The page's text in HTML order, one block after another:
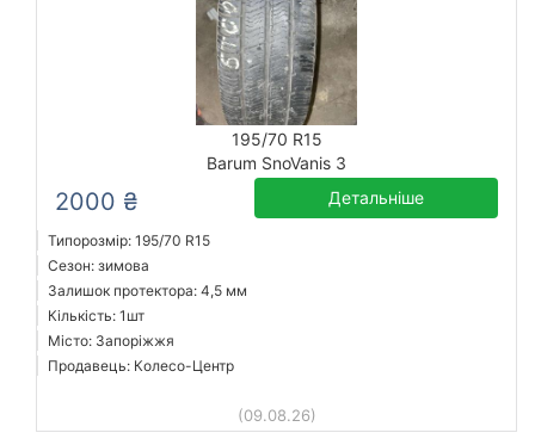
195/70 R15
Barum SnoVanis 3
2000 ₴ Детальніше
Типорозмір: 195/70 R15
Сезон: зимова
Залишок протектора: 4,5 мм
Кількість: 1шт
Місто: Запоріжжя
Продавець: Колесо-Центр
(09.08.26)